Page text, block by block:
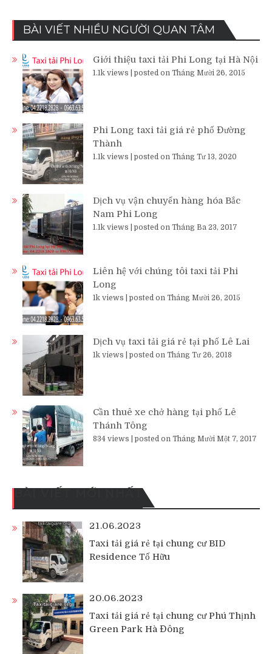
BÀI VIẾT NHIỀU NGƯỜI QUAN TÂM
Giới thiệu taxi tải Phi Long tại Hà Nội
1.1k views posted on Tháng Mười 26, 2015
Phi Long taxi tải giá rẻ phố Đường
Thành
1.1k views posted on Tháng Tư 13, 2020
Dịch vụ vận chuyển hàng hóa Bắc
Nam Phi Long
1.1k views posted on Tháng Ba 23, 2017
Liên hệ với chúng tôi taxi tải Phi
Long
1k views posted on Tháng Mười 26, 2015
Dịch vụ taxi tải giá rẻ tại phố Lê Lai
1k views posted on Tháng Tư 26, 2018
Cần thuê xe chở hàng tại phố Lê
Thánh Tông
834 views posted on Tháng Mười Một 7, 2017
BÀI VIẾT MỚI NHẤT
21.06.2023
Taxi tải giá rẻ tại chung cư BID
Residence Tố Hữu
20.06.2023
Taxi tải giá rẻ tại chung cư Phú Thịnh
Green Park Hà Đông